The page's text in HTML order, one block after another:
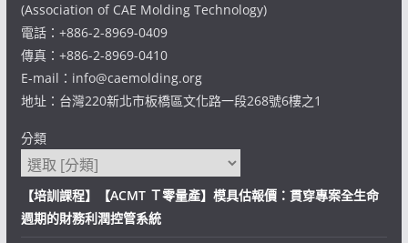
(Association of CAE Molding Technology)
電話：+886-2-8969-0409
傳真：+886-2-8969-0410
E-mail：info@caemolding.org
地址：台灣220新北市板橋區文化路一段268號6樓之1
分類
【培訓課程】【ACMT Ｔ零量產】模具估報價：貫穿專案全生命
週期的財務利潤控管系統